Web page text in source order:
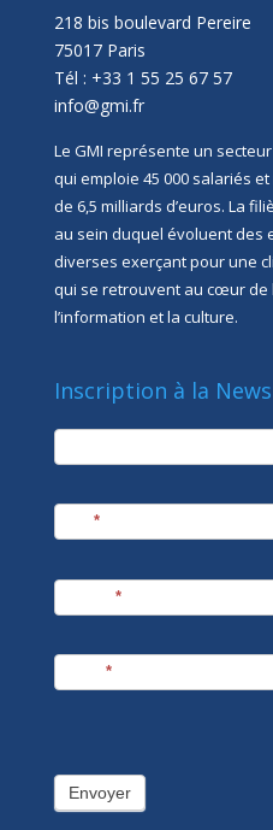
218 bis boulevard Pereire
75017 Paris
Tél : +33 1 55 25 67 57
info@gmi.fr
Le GMI représente un
qui emploie 45 000 salariés
de 6,5 milliards d’euros. La
au sein duquel évoluent des
diverses exerçant pour une
qui se retrouvent au cœur de
l’information et la culture.
Inscription à la
newsletter
*
*
*
Envoyer